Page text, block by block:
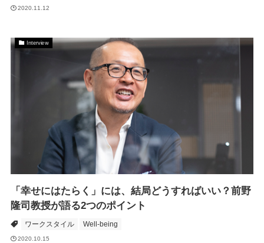
2020.11.12
Interview
「幸せにはたらく」には、結局どうすればいい？前野
隆司教授が語る2つのポイント
ワークスタイル Well-being
2020.10.15